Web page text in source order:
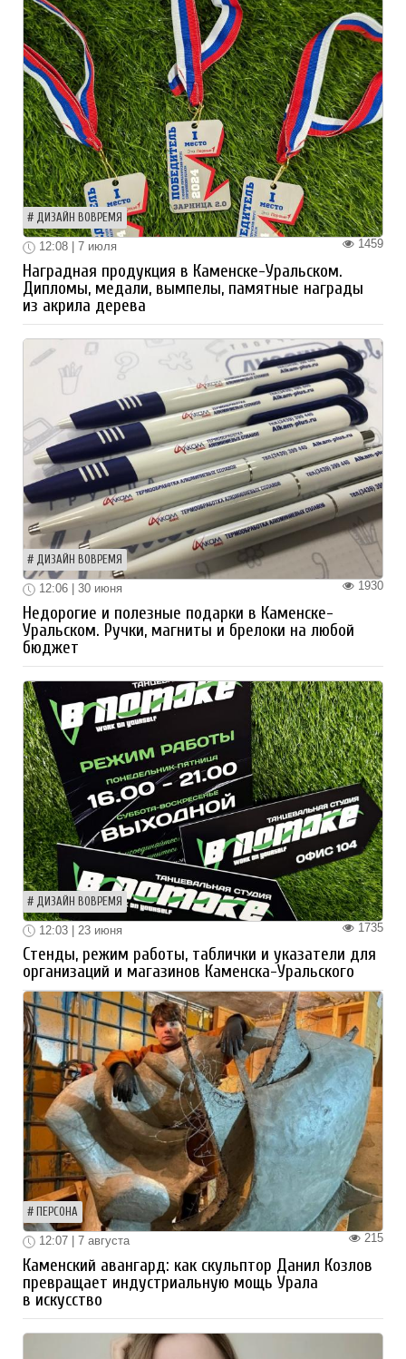
ДИЗАЙН ВОВРЕМЯ
1459
12:08 | 7 июля
Наградная продукция в Каменске-Уральском.
Дипломы, медали, вымпелы, памятные награды
из акрила дерева
ДИЗАЙН ВОВРЕМЯ
1930
12:06 | 30 июня
Недорогие и полезные подарки в Каменске-
Уральском. Ручки, магниты и брелоки на любой
бюджет
ДИЗАЙН ВОВРЕМЯ
1735
12:03 | 23 июня
Стенды, режим работы, таблички и указатели для
организаций и магазинов Каменска-Уральского
ПЕРСОНА
215
12:07 | 7 августа
Каменский авангард: как скульптор Данил Козлов
превращает индустриальную мощь Урала
в искусство